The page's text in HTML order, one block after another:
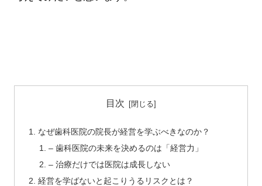
目次
なぜ歯科医院の院長が経営を学ぶべきなのか？
– 歯科医院の未来を決めるのは「経営力」
– 治療だけでは医院は成長しない
経営を学ばないと起こりうるリスクとは？